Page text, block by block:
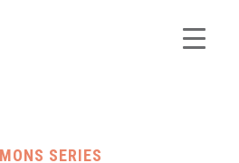
SERIES